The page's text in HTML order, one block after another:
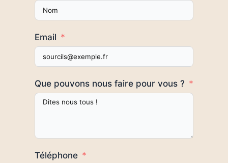
Email
Que pouvons nous faire pour vous ?
Téléphone